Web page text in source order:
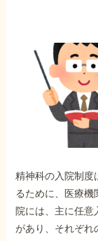
ご
外
非
障害年金の
精神科の入院制度
るために、医療機
院には、主に任
があり、それぞれ